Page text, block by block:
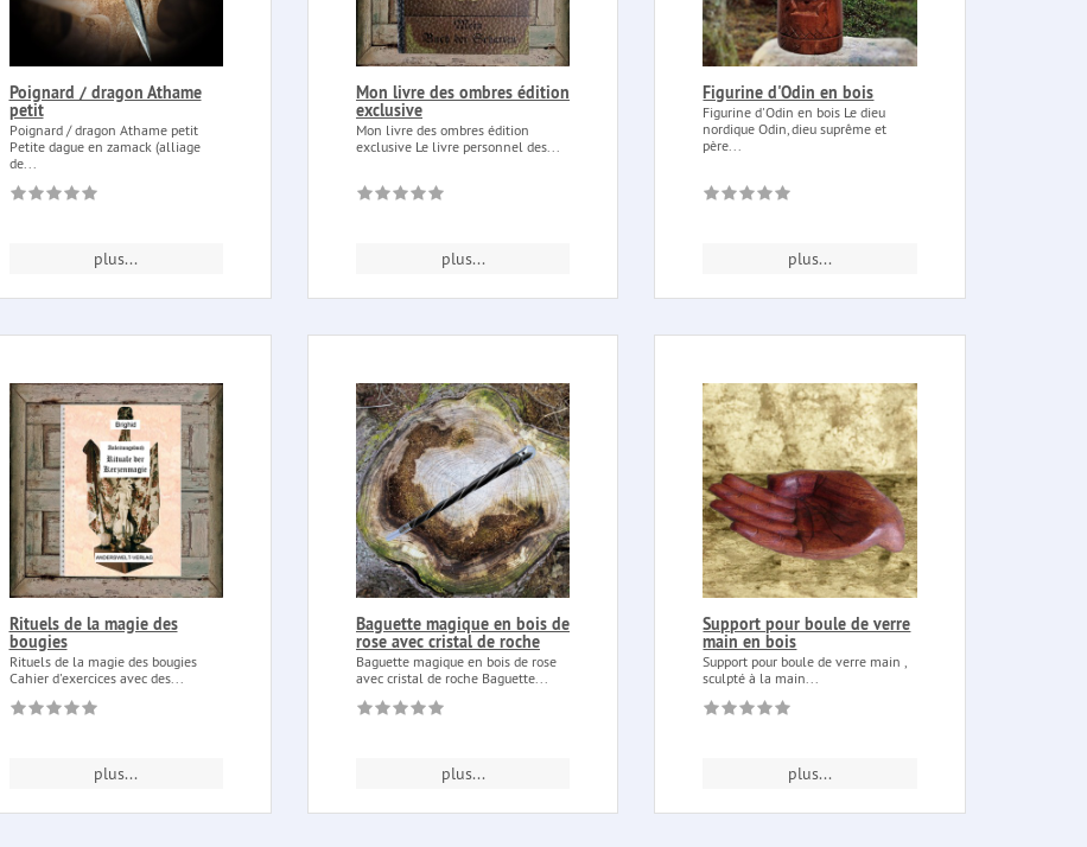
Poignard / dragon Athame
petit
Poignard / dragon Athame petit
Petite dague en zamack (alliage
de...
plus...
Mon livre des ombres édition
exclusive
Mon livre des ombres édition
exclusive Le livre personnel des...
plus...
Figurine d'Odin en bois
Figurine d'Odin en bois Le dieu
nordique Odin, dieu suprême et
père...
plus...
Rituels de la magie des
bougies
Rituels de la magie des bougies
Cahier d'exercices avec des...
plus...
Baguette magique en bois de
rose avec cristal de roche
Baguette magique en bois de rose
avec cristal de roche Baguette...
plus...
Support pour boule de verre
main en bois
Support pour boule de verre main ,
sculpté à la main...
plus...